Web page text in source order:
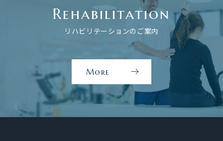
案
内
る
Rehabilitation
リハビリテーションのご案内
More
リ
ハ
ビ
リ